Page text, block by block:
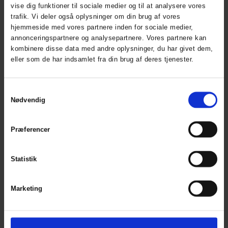
vise dig funktioner til sociale medier og til at analysere vores
trafik. Vi deler også oplysninger om din brug af vores
hjemmeside med vores partnere inden for sociale medier,
annonceringspartnere og analysepartnere. Vores partnere kan
kombinere disse data med andre oplysninger, du har givet dem,
eller som de har indsamlet fra din brug af deres tjenester.
Nødvendig
Præferencer
Statistik
Marketing
Industri Fiskeri
Produkttype Overall
Skridtlængde str. L 73 cm/ 28,5 in
Heavy,
600g/m²,
Polyester,
PVC Top
belægning,
15.000mm
H2O